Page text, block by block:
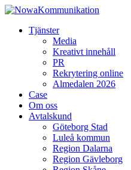
Tjänster
Media
Kreativt innehåll
PR
Rekrytering online
Almedalen 2026
Case
Om oss
Avtalskund
Göteborg Stad
Luleå kommun
Region Dalarna
Region Gävleborg